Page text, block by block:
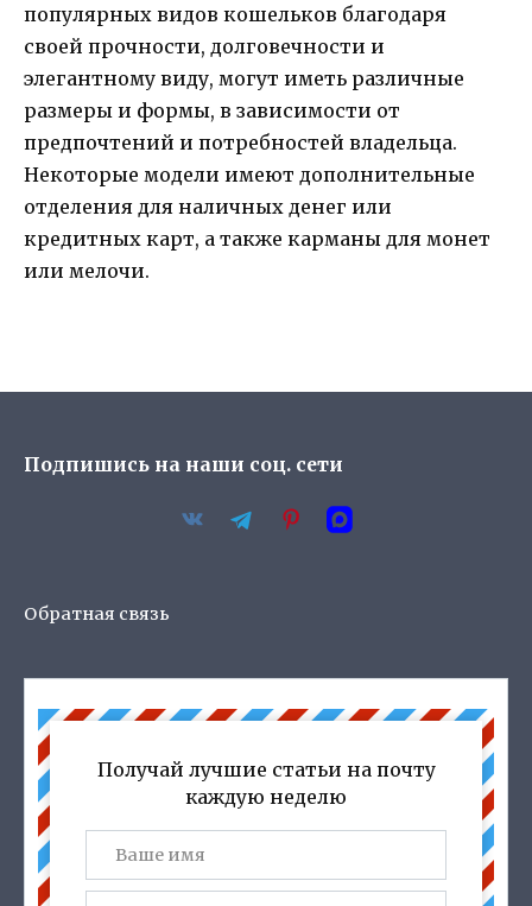
популярных видов кошельков благодаря
своей прочности, долговечности и
элегантному виду, могут иметь различные
размеры и формы, в зависимости от
предпочтений и потребностей владельца.
Некоторые модели имеют дополнительные
отделения для наличных денег или
кредитных карт, а также карманы для монет
или мелочи.
Подпишись на наши соц. сети
Обратная связь
Получай лучшие статьи на почту
каждую неделю